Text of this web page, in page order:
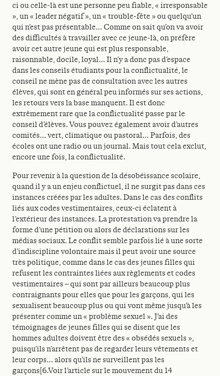
ci ou celle-là est une personne peu fiable, « irresponsable
», un « leader négatif », un « trouble-fête » ou quelqu’un
qui n’est pas présentable… Comme on sait qu’on va avoir
des difficultés à travailler avec ce jeune-là, on préfère
avoir cet autre jeune qui est plus responsable,
raisonnable, docile, loyal… Il n’y a donc pas d’espace
dans les conseils étudiants pour la conflictualité, le
conseil ne mène pas de consultation avec les autres
élèves, qui sont en général peu informés sur ses actions,
les retours vers la base manquent. Il est donc
extrêmement rare que la conflictualité passe par le
conseil d’élèves. Vous pouvez également avoir d’autres
comités… vert, climatique ou pastoral… Parfois, des
écoles ont une radio ou un journal. Mais tout cela exclut,
encore une fois, la conflictualité.
Pour revenir à la question de la désobéissance scolaire,
quand il y a un enjeu conflictuel, il ne surgit pas dans ces
instances créées par les adultes. Dans le cas des conflits
liés aux codes vestimentaires, ceux-ci éclatent à
l’extérieur des instances. La protestation va prendre la
forme d’une pétition ou alors de déclarations sur les
médias sociaux. Le conflit semble parfois lié à une sorte
d’indiscipline volontaire mais il peut avoir une source
très politique, comme dans le cas des jeunes filles qui
refusent les contraintes liées aux règlements et codes
vestimentaires – qui sont par ailleurs beaucoup plus
contraignants pour elles que pour les garçons, qui les
sexualisent beaucoup plus ou qui vont même jusqu’à les
présenter comme un « problème sexuel ». J’ai des
témoignages de jeunes filles qui se disent que les
hommes adultes doivent être des « obsédés sexuels »,
puisqu’ils n’arrêtent pas de regarder leurs vêtements et
leur corps… alors qu’ils ne surveillent pas les
garçons[6.Voir l’article sur le mouvement du 14